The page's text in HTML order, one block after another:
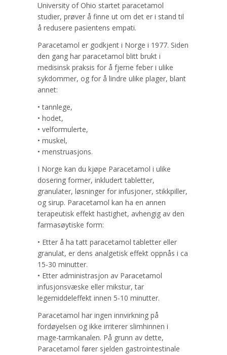
University of Ohio startet paracetamol
studier, prøver å finne ut om det er i stand til
å redusere pasientens empati.
Paracetamol er godkjent i Norge i 1977. Siden
den gang har paracetamol blitt brukt i
medisinsk praksis for å fjerne feber i ulike
sykdommer, og for å lindre ulike plager, blant
annet:
• tannlege,
• hodet,
• velformulerte,
• muskel,
• menstruasjons.
I Norge kan du kjøpe Paracetamol i ulike
dosering former, inkludert tabletter,
granulater, løsninger for infusjoner, stikkpiller,
og sirup. Paracetamol kan ha en annen
terapeutisk effekt hastighet, avhengig av den
farmasøytiske form:
• Etter å ha tatt paracetamol tabletter eller
granulat, er dens analgetisk effekt oppnås i ca
15-30 minutter.
• Etter administrasjon av Paracetamol
infusjonsvæske eller mikstur, tar
legemiddeleffekt innen 5-10 minutter.
Paracetamol har ingen innvirkning på
fordøyelsen og ikke irriterer slimhinnen i
mage-tarmkanalen. På grunn av dette,
Paracetamol fører sjelden gastrointestinale